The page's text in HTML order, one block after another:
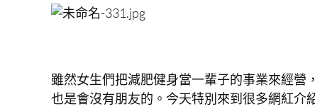
雖然女生們把減肥健身當一輩子的事業來經
也是會沒有朋友的 。今天特別來到很多網紅介